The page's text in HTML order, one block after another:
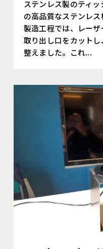
ステンレス製のティ
の高品質なステンレス
製造工程では、レー
取り出し口をカット
整えました。これ...